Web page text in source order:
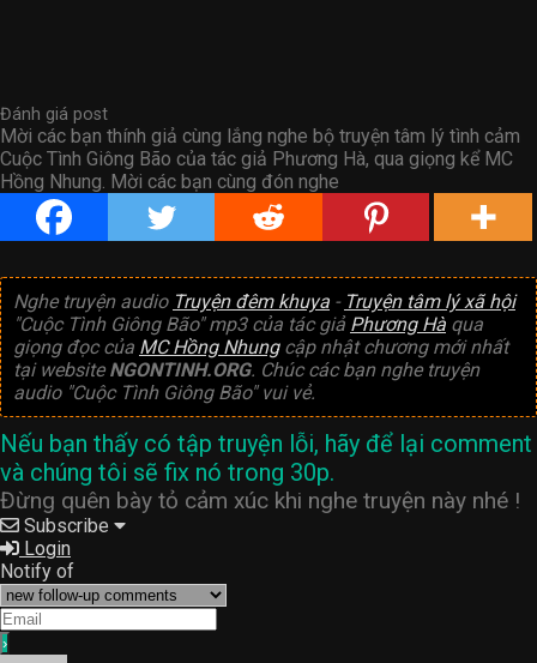
Đánh giá post
Mời các bạn thính giả cùng lắng nghe bộ truyện tâm lý tình cảm
Cuộc Tình Giông Bão của tác giả Phương Hà, qua giọng kể MC
Hồng Nhung. Mời các bạn cùng đón nghe
Nghe truyện audio Truyện đêm khuya - Truyện tâm lý xã hội
"Cuộc Tình Giông Bão" mp3 của tác giả Phương Hà qua
giọng đọc của MC Hồng Nhungcập nhật chương mới nhất
tại website NGONTINH.ORG. Chúc các bạn nghe truyện
audio "Cuộc Tình Giông Bão" vui vẻ.
Nếu bạn thấy có tập truyện lỗi, hãy để lại comment
và chúng tôi sẽ fix nó trong 30p.
Đừng quên bày tỏ cảm xúc khi nghe truyện này nhé !
Subscribe
Login
Notify of